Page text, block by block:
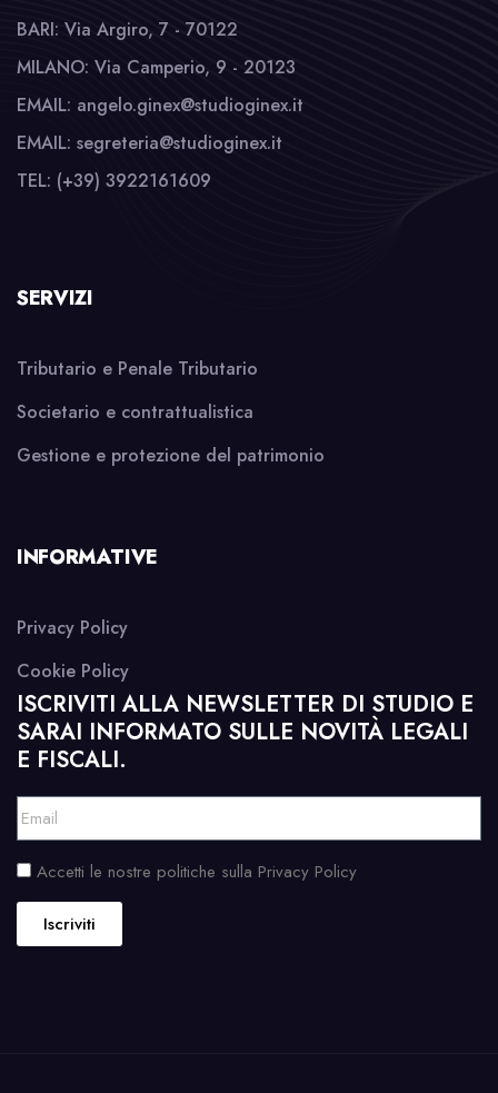
BARI: Via Argiro, 7 - 70122
MILANO: Via Camperio, 9 - 20123
EMAIL: angelo.ginex@studioginex.it
EMAIL: segreteria@studioginex.it
TEL: (+39) 3922161609
SERVIZI
Tributario e Penale Tributario
Societario e contrattualistica
Gestione e protezione del patrimonio
INFORMATIVE
Privacy Policy
Cookie Policy
ISCRIVITI ALLA NEWSLETTER DI STUDIO E
SARAI INFORMATO SULLE NOVITÀ LEGALI
E FISCALI.
Accetti le nostre politiche sulla Privacy Policy
Iscriviti